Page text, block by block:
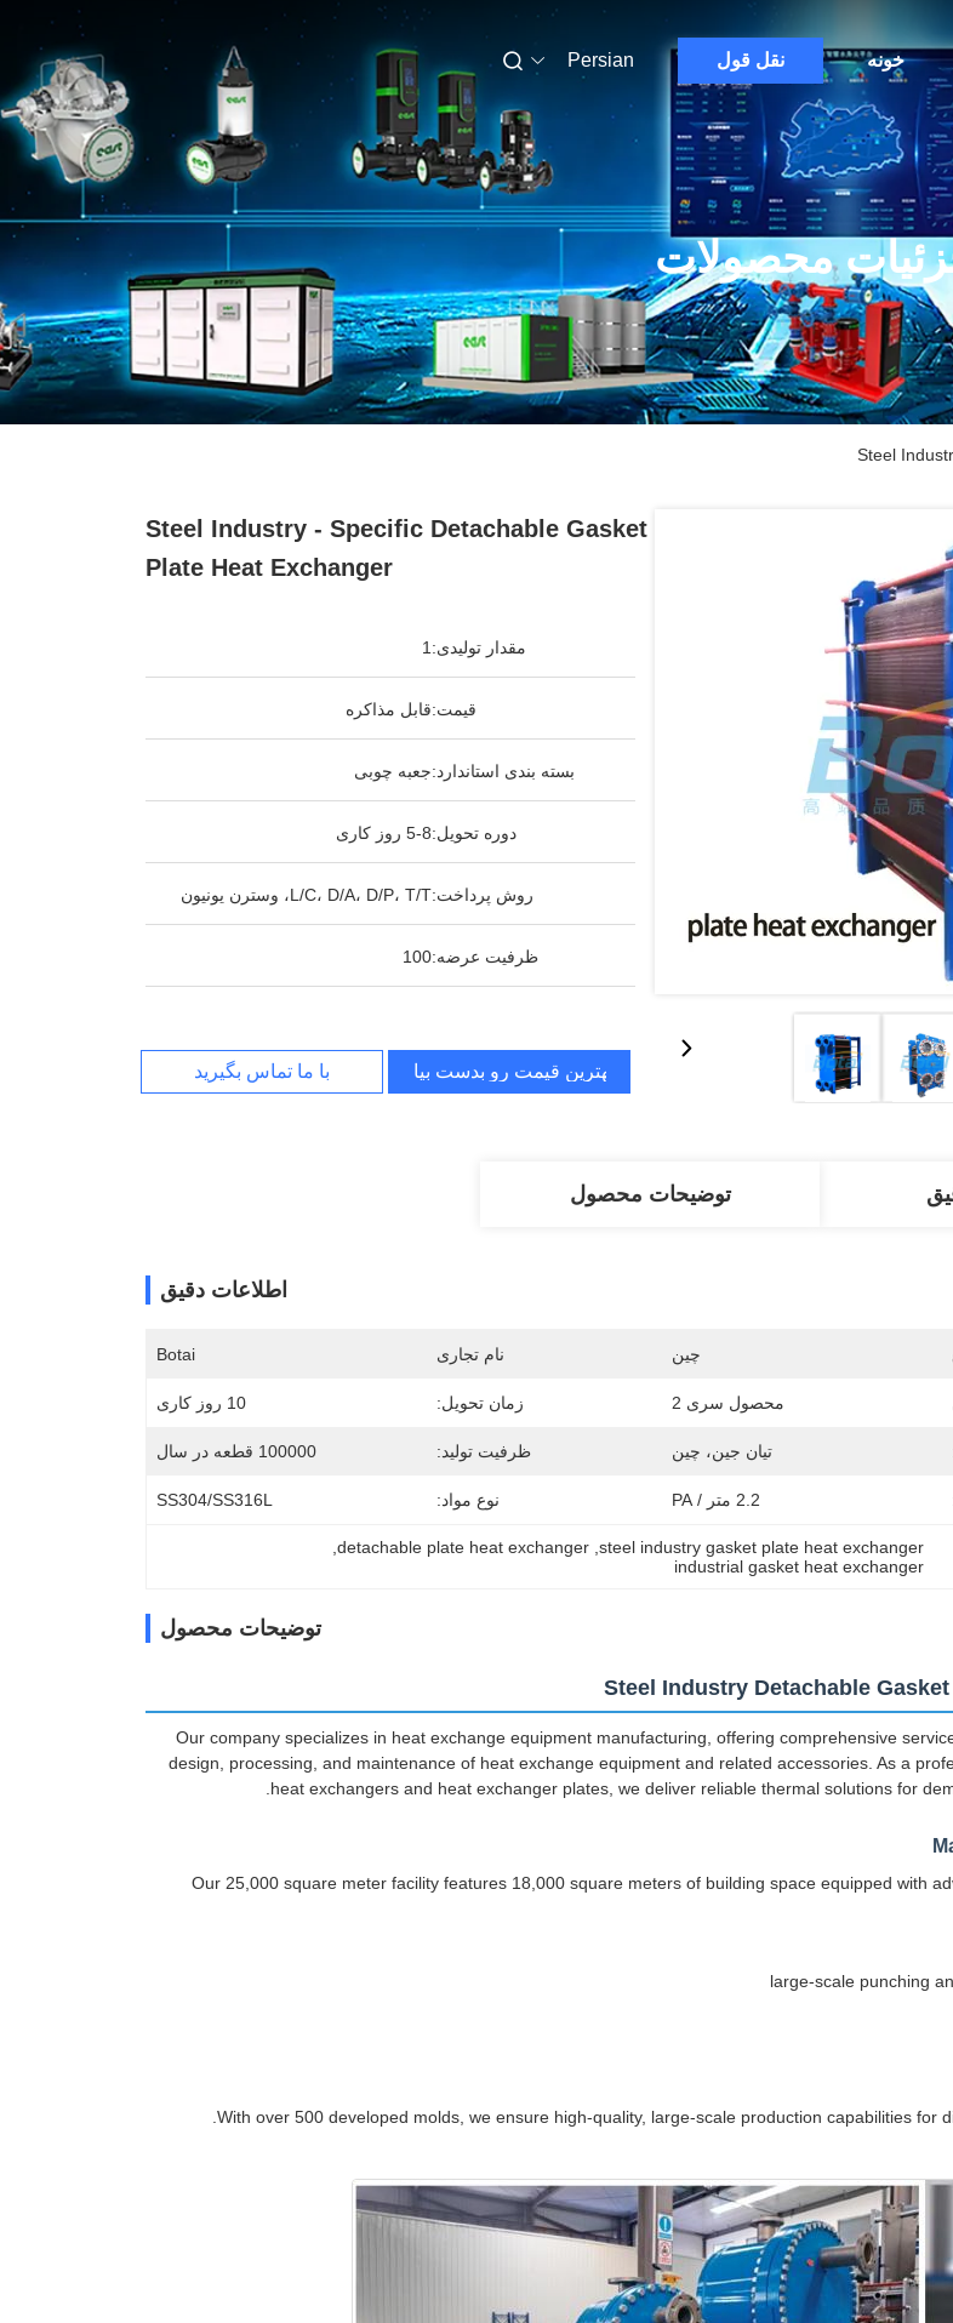
خونه نقل قول Persian
محصولات
Steel
Steel Industry - Specific Detachable Gasket
Plate Heat Exchanger
مقدار تولیدی: 1
قیمت:قابل مذاکره
بسته بندی استاندارد:جعبه چوبی
دوره تحویل:5-8 روز کاری
روش پرداخت:L/C، D/A، D/P، T/T، وسترن یونیون
ظرفیت عرضه:100
بهترین قیمت رو بدست بیار با ما تماس بگیرید
توضیحات محصول
اطلاعات دقیق
چین نام تجاری Botai
محصول سری 2 زمان تحویل: 10 روز کاری
تیان جین، چین ظرفیت تولید: 100000 قطعه در سال
2.2 متر / PA نوع مواد: SS304/SS316L
steel industry gasket plate heat exchanger
,
detachable plate heat exchanger
industrial gasket heat exchanger
توضیحات محصول
Steel Industry Detachable
Our company specializes in heat exchange equipment manufacturing, offering comprehensive
design, processing, and maintenance of heat exchange equipment and related accessories. As a
heat exchangers and heat exchanger plates, we deliver reliable thermal solutions for
Our 25,000 square meter facility features 18,000 square meters of building space equipped with
With over 500 developed molds, we ensure high-quality, large-scale production capabilities for